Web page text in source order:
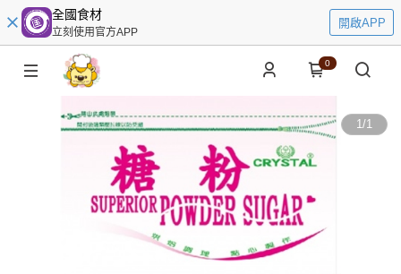
全國食材
立刻使用官方APP
開啟APP
0
1/1